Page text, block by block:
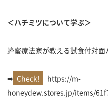
＜ハチミツについて学ぶ＞
蜂蜜療法家が教える試食付対
➡
https://m-
honeydew.stores.jp/items/